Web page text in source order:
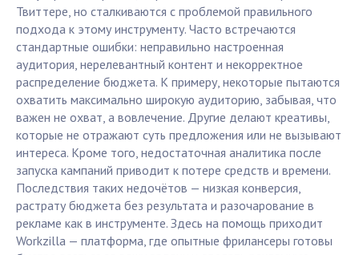
Твиттере, но сталкиваются с проблемой правильного
подхода к этому инструменту. Часто встречаются
стандартные ошибки: неправильно настроенная
аудитория, нерелевантный контент и некорректное
распределение бюджета. К примеру, некоторые пытаются
охватить максимально широкую аудиторию, забывая, что
важен не охват, а вовлечение. Другие делают креативы,
которые не отражают суть предложения или не вызывают
интереса. Кроме того, недостаточная аналитика после
запуска кампаний приводит к потере средств и времени.
Последствия таких недочётов — низкая конверсия,
растрату бюджета без результата и разочарование в
рекламе как в инструменте. Здесь на помощь приходит
Workzilla — платформа, где опытные фрилансеры готовы